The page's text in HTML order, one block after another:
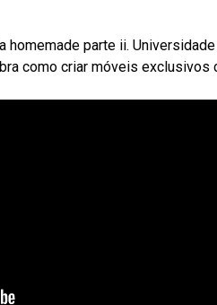
parte ii.
como criar móveis